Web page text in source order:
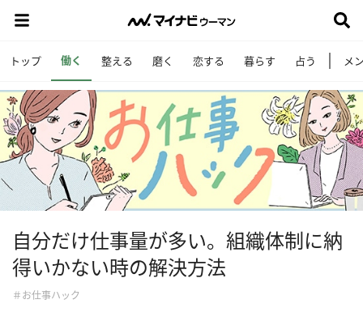
トップ 働く 整える 磨く 恋する 暮らす 占う メ
自分だけ仕事量が多い。組織体制に納
得いかない時の解決方法
＃お仕事ハック